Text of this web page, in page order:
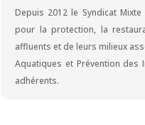
Depuis 2012 le Syndicat
pour la protection, la
affluents et de leurs milieux
Aquatiques et Prévention des
adhérents.